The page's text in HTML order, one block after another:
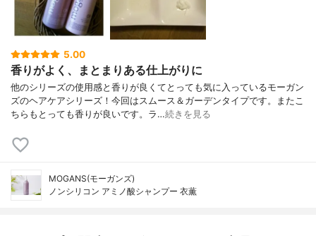
5.00
香りがよく、まとまりある仕上がりに
他のシリーズの使用感と香りが良くてとっても気に入っているモーガン
ズのヘアケアシリーズ！今回はスムース＆ガーデンタイプです。またこ
ちらもとっても香りが良いです。ラ…続きを見る
MOGANS(モーガンズ)
ノンシリコン アミノ酸シャンプー 衣薫